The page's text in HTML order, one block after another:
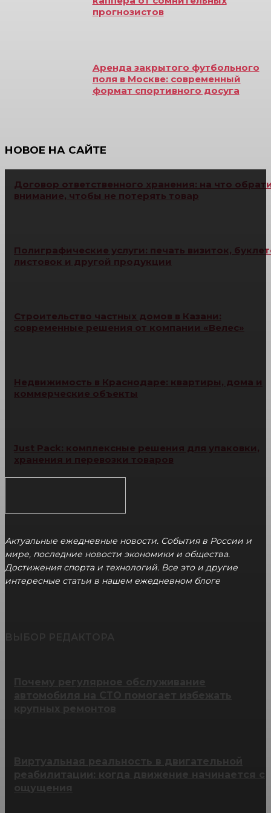
прогнозистов
Аренда закрытого футбольного
поля в Москве: современный
формат спортивного досуга
НОВОЕ НА САЙТЕ
Договор ответственного хранения: на что
внимание, чтобы не потерять товар
Полиграфические услуги: печать визиток,
листовок и другой продукции
Строительство частных домов в Казани:
современные решения от компании «Велес»
Недвижимость в Краснодаре: квартиры, дома и
коммерческие объекты
Just Pack: комплексные решения для упаковки,
хранения и перевозки товаров
Актуальные ежедневные новости. События в России и
мире, последние новости экономики и общества.
Достижения спорта и технологий. Все это и другие
интересные статьи в нашем ежедневном блоге
реабилитации: когда движение начинается с
ощущения